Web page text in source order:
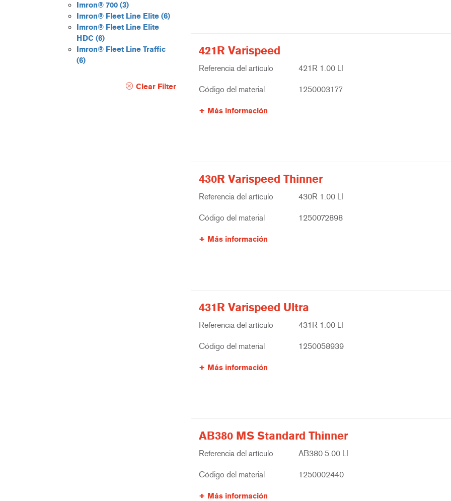
Imron® 700 (3)
Imron® Fleet Line Elite (6)
Imron® Fleet Line Elite
HDC (6)
Imron® Fleet Line Traffic
(6)
Clear Filter
421R Varispeed
Referencia del artículo 421R 1.00 LI
Código del material 1250003177
Más información
430R Varispeed Thinner
Referencia del artículo 430R 1.00 LI
Código del material 1250072898
Más información
431R Varispeed Ultra
Referencia del artículo 431R 1.00 LI
Código del material 1250058939
Más información
AB380 MS Standard Thinner
Referencia del artículo AB380 5.00 LI
Código del material 1250002440
Más información